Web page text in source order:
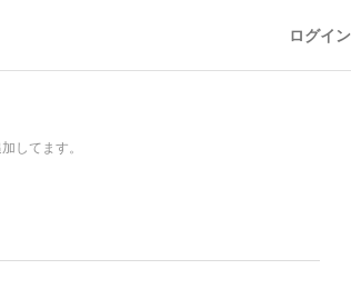
ログイン
してます。